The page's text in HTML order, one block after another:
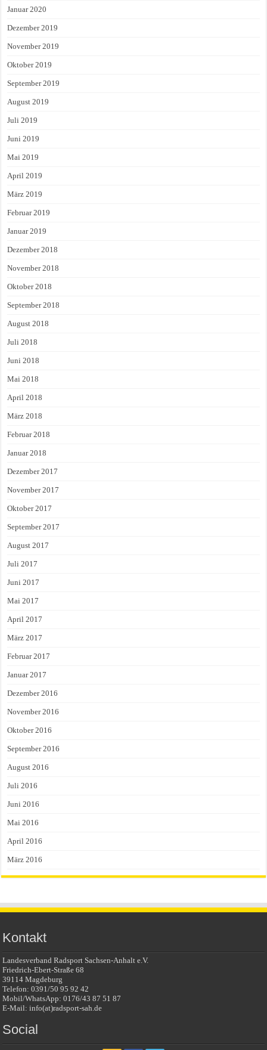
Januar 2020
Dezember 2019
November 2019
Oktober 2019
September 2019
August 2019
Juli 2019
Juni 2019
Mai 2019
April 2019
März 2019
Februar 2019
Januar 2019
Dezember 2018
November 2018
Oktober 2018
September 2018
August 2018
Juli 2018
Juni 2018
Mai 2018
April 2018
März 2018
Februar 2018
Januar 2018
Dezember 2017
November 2017
Oktober 2017
September 2017
August 2017
Juli 2017
Juni 2017
Mai 2017
April 2017
März 2017
Februar 2017
Januar 2017
Dezember 2016
November 2016
Oktober 2016
September 2016
August 2016
Juli 2016
Juni 2016
Mai 2016
April 2016
März 2016
Kontakt
Landesverband Radsport Sachsen-Anhalt e.V.
Friedrich-Ebert-Straße 68
39114 Magdeburg
Telefon: 0391/50 95 92 42
Mobil/WhatsApp: 0176/43 87 51 87
E-Mail: info(at)radsport-sah.de
Social